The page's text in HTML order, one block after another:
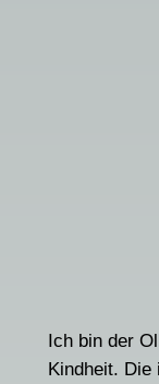
Ich bin der
Kindheit. Die